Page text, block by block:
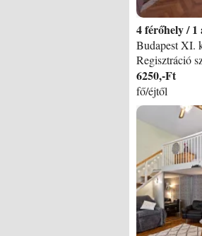
4 /1
6250,-Ft
fő/éjtől